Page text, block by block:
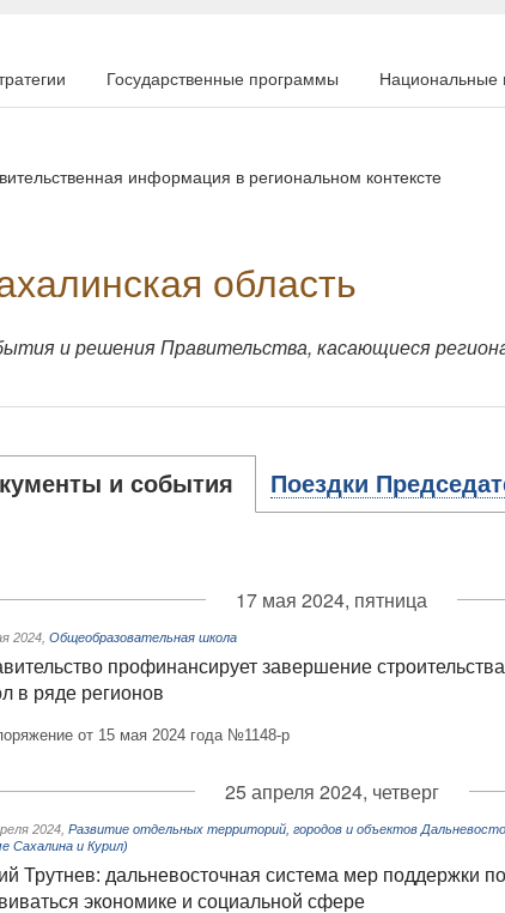
Государственные программы Национальные
информация в региональном контексте
область
и решения Правительства, касающиеся
и события Поездки
17 мая 2024, пятница
2024 Общеобразовательная школа
профинансирует завершение
в ряде регионов
от 15 мая 2024 года №1148-р
25 апреля 2024, четверг
2024 Развитие отдельных территорий, городов и объектов
Сахалина и Курил)
Трутнев: дальневосточная система мер поддержки
экономике и социальной сфере